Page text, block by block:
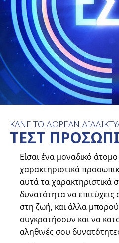
ΚΑΝΕ ΤΟ ΔΩΡΕΑΝ
ΤΕΣΤ
Είσαι ένα μοναδικό
χαρακτηριστικά
αυτά τα χαρακτηριστικά
δυνατότητα να
στη ζωή, και άλλα
συγκρατήσουν και να
αληθινές σου